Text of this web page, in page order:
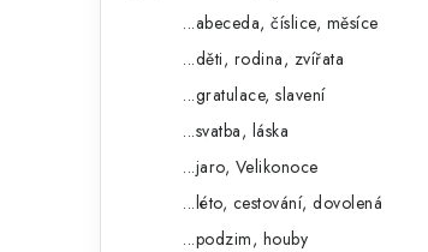
...abeceda, číslice, měsíce
...děti, rodina, zvířata
...gratulace, slavení
...svatba, láska
...jaro, Velikonoce
...léto, cestování, dovolená
...podzim, houby